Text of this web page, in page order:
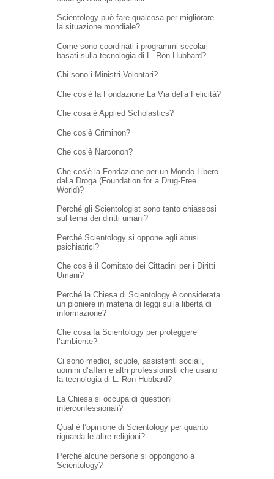
Scientology può fare qualcosa per migliorare
la situazione mondiale?
Come sono coordinati i programmi secolari
basati sulla tecnologia di L. Ron Hubbard?
Chi sono i Ministri Volontari?
Che cos’è la Fondazione La Via della Felicità?
Che cosa è Applied Scholastics?
Che cos’è Criminon?
Che cos’è Narconon?
Che cos'è la Fondazione per un Mondo Libero
dalla Droga (Foundation for a Drug-Free
World)?
Perché gli Scientologist sono tanto chiassosi
sul tema dei diritti umani?
Perché Scientology si oppone agli abusi
psichiatrici?
Che cos’è il Comitato dei Cittadini per i Diritti
Umani?
Perché la Chiesa di Scientology è considerata
un pioniere in materia di leggi sulla libertà di
informazione?
Che cosa fa Scientology per proteggere
l’ambiente?
Ci sono medici, scuole, assistenti sociali,
uomini d’affari e altri professionisti che usano
la tecnologia di L. Ron Hubbard?
La Chiesa si occupa di questioni
interconfessionali?
Qual è l’opinione di Scientology per quanto
riguarda le altre religioni?
Perché alcune persone si oppongono a
Scientology?